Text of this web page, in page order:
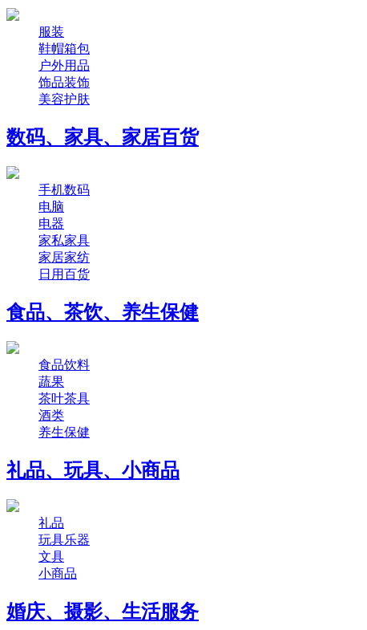
服装
鞋帽箱包
户外用品
饰品装饰
美容护肤
数码、家具、家居百货
手机数码
电脑
电器
家私家具
家居家纺
日用百货
食品、茶饮、养生保健
食品饮料
蔬果
茶叶茶具
酒类
养生保健
礼品、玩具、小商品
礼品
玩具乐器
文具
小商品
婚庆、摄影、生活服务